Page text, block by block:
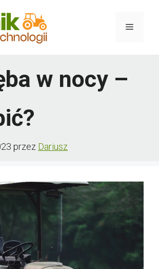
Menu
w nocy –
przez Dariusz